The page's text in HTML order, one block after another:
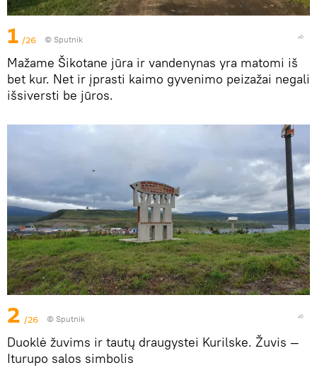
1 /26 © Sputnik
Mažame Šikotane jūra ir vandenynas yra matomi iš
bet kur. Net ir įprasti kaimo gyvenimo peizažai negali
išsiversti be jūros.
2 /26 © Sputnik
Duoklė žuvims ir tautų draugystei Kurilske. Žuvis —
Iturupo salos simbolis